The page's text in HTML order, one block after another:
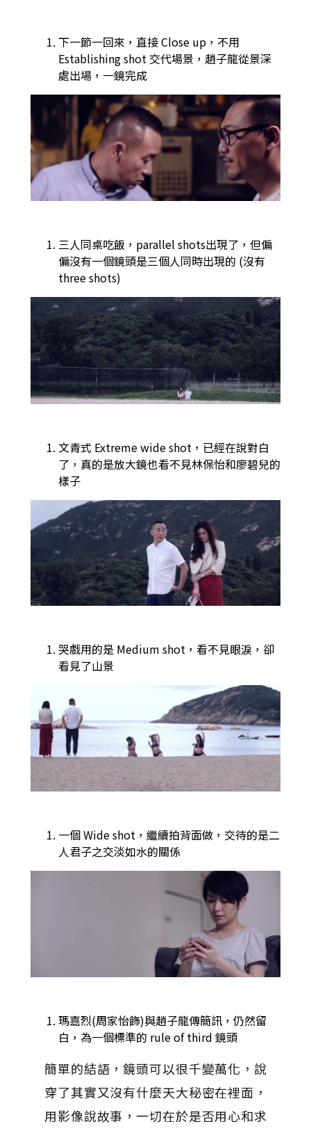
下一節一回來，直接 Close up，不用
Establishing shot 交代場景，趙子龍從景深
處出場，一鏡完成
三人同桌吃飯，parallel shots出現了，但偏
偏沒有一個鏡頭是三個人同時出現的 (沒有
three shots)
文青式 Extreme wide shot，已經在說對白
了，真的是放大鏡也看不見林保怡和廖碧兒的
樣子
哭戲用的是 Medium shot，看不見眼淚，卻
看見了山景
一個 Wide shot，繼續拍背面做，交待的是二
人君子之交淡如水的關係
瑪嘉烈(周家怡飾)與趙子龍傳簡訊，仍然留
白，為一個標準的 rule of third 鏡頭
簡單的結語，鏡頭可以很千變萬化，說
穿了其實又沒有什麼天大秘密在裡面，
用影像說故事，一切在於是否用心和求